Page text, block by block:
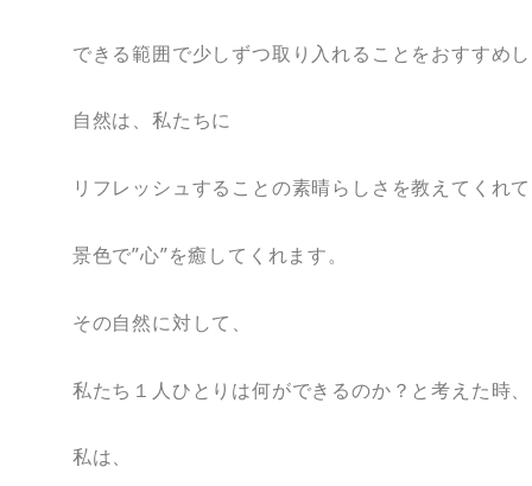
できる範囲で少しずつ取り入れることをおすすめ
自然は、私たちに
リフレッシュすることの素晴らしさを教えてくれて
景色で”心”を癒してくれます。
その自然に対して、
私たち１人ひとりは何ができるのか？と考えた時、
私は、